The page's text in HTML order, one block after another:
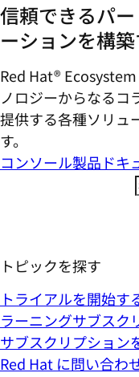
信頼できるパ
ーションを構
Red Hat®
ノロジーからなるコ
提供する各種ソリュ
す。
コンソール製品ドキ
トピックを探す
トライアルを開始す
ラーニングサブスク
サブスクリプション
Red Hat に問い合わ